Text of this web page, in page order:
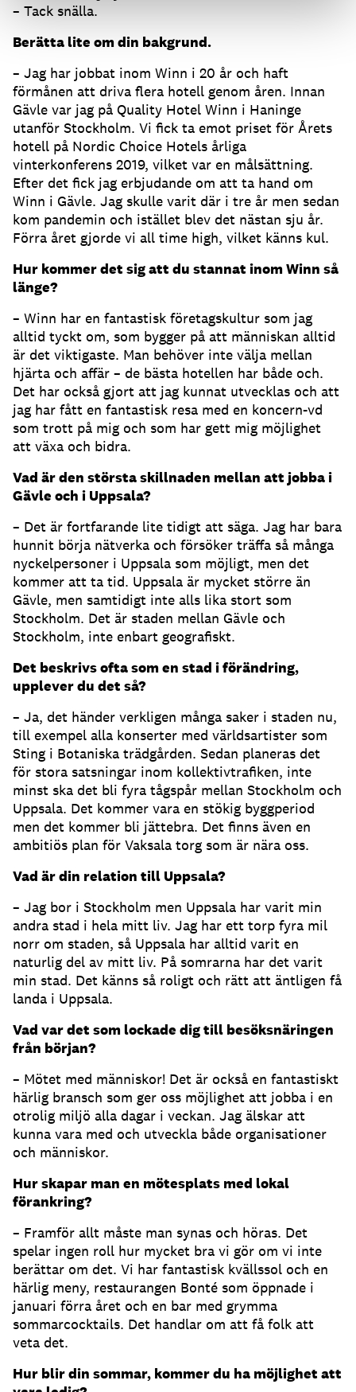
– Tack snälla.
Berätta lite om din bakgrund.
– Jag har jobbat inom Winn i 20 år och haft
förmånen att driva flera hotell genom åren. Innan
Gävle var jag på Quality Hotel Winn i Haninge
utanför Stockholm. Vi fick ta emot priset för Årets
hotell på Nordic Choice Hotels årliga
vinterkonferens 2019, vilket var en målsättning.
Efter det fick jag erbjudande om att ta hand om
Winn i Gävle. Jag skulle varit där i tre år men sedan
kom pandemin och istället blev det nästan sju år.
Förra året gjorde vi all time high, vilket känns kul.
Hur kommer det sig att du stannat inom Winn så
länge?
– Winn har en fantastisk företagskultur som jag
alltid tyckt om, som bygger på att människan alltid
är det viktigaste. Man behöver inte välja mellan
hjärta och affär – de bästa hotellen har både och.
Det har också gjort att jag kunnat utvecklas och att
jag har fått en fantastisk resa med en koncern-vd
som trott på mig och som har gett mig möjlighet
att växa och bidra.
Vad är den största skillnaden mellan att jobba i
Gävle och i Uppsala?
– Det är fortfarande lite tidigt att säga. Jag har bara
hunnit börja nätverka och försöker träffa så många
nyckelpersoner i Uppsala som möjligt, men det
kommer att ta tid. Uppsala är mycket större än
Gävle, men samtidigt inte alls lika stort som
Stockholm. Det är staden mellan Gävle och
Stockholm, inte enbart geografiskt.
Det beskrivs ofta som en stad i förändring,
upplever du det så?
– Ja, det händer verkligen många saker i staden nu,
till exempel alla konserter med världsartister som
Sting i Botaniska trädgården. Sedan planeras det
för stora satsningar inom kollektivtrafiken, inte
minst ska det bli fyra tågspår mellan Stockholm och
Uppsala. Det kommer vara en stökig byggperiod
men det kommer bli jättebra. Det finns även en
ambitiös plan för Vaksala torg som är nära oss.
Vad är din relation till Uppsala?
– Jag bor i Stockholm men Uppsala har varit min
andra stad i hela mitt liv. Jag har ett torp fyra mil
norr om staden, så Uppsala har alltid varit en
naturlig del av mitt liv. På somrarna har det varit
min stad. Det känns så roligt och rätt att äntligen få
landa i Uppsala.
Vad var det som lockade dig till besöksnäringen
från början?
– Mötet med människor! Det är också en fantastiskt
härlig bransch som ger oss möjlighet att jobba i en
otrolig miljö alla dagar i veckan. Jag älskar att
kunna vara med och utveckla både organisationer
och människor.
Hur skapar man en mötesplats med lokal
förankring?
– Framför allt måste man synas och höras. Det
spelar ingen roll hur mycket bra vi gör om vi inte
berättar om det. Vi har fantastisk kvällssol och en
härlig meny, restaurangen Bonté som öppnade i
januari förra året och en bar med grymma
sommarcocktails. Det handlar om att få folk att
veta det.
Hur blir din sommar, kommer du ha möjlighet att